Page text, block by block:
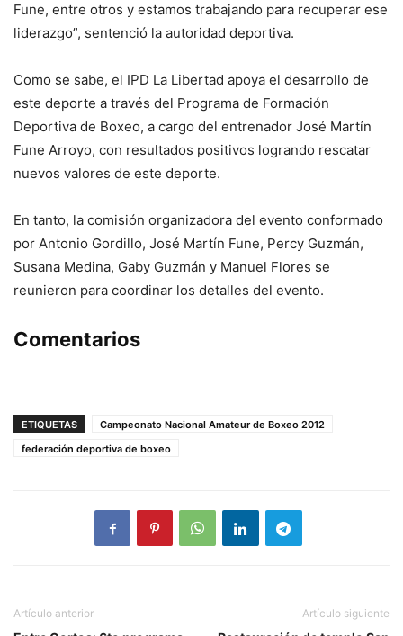
Fune, entre otros y estamos trabajando para recuperar ese
liderazgo”, sentenció la autoridad deportiva.
Como se sabe, el IPD La Libertad apoya el desarrollo de
este deporte a través del Programa de Formación
Deportiva de Boxeo, a cargo del entrenador José Martín
Fune Arroyo, con resultados positivos logrando rescatar
nuevos valores de este deporte.
En tanto, la comisión organizadora del evento conformado
por Antonio Gordillo, José Martín Fune, Percy Guzmán,
Susana Medina, Gaby Guzmán y Manuel Flores se
reunieron para coordinar los detalles del evento.
Comentarios
ETIQUETAS
Campeonato Nacional Amateur de Boxeo 2012
federación deportiva de boxeo
Artículo anterior Artículo siguiente